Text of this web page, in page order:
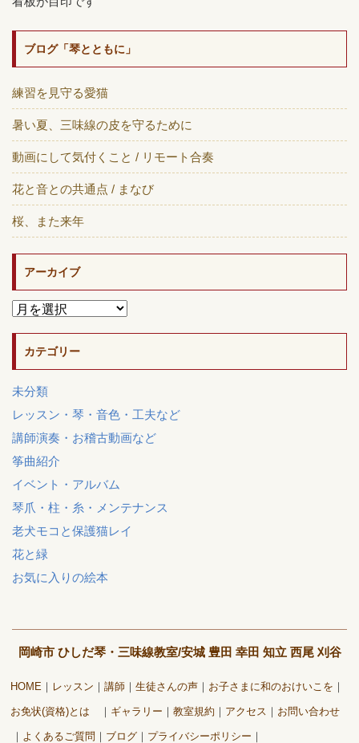
ブログ「琴とともに」
練習を見守る愛猫
暑い夏、三味線の皮を守るために
動画にして気付くこと / リモート合奏
花と音との共通点 / まなび
桜、また来年
アーカイブ
カテゴリー
未分類
レッスン・琴・音色・工夫など
講師演奏・お稽古動画など
筝曲紹介
イベント・アルバム
琴爪・柱・糸・メンテナンス
老犬モコと保護猫レイ
花と緑
お気に入りの絵本
岡崎市 ひしだ琴・三味線教室/安城 豊田 幸田 知立 西尾 刈谷
HOME レッスン 講師 生徒さんの声 お子さまに和のおけいこを
お免状(資格)とは ギャラリー 教室規約 アクセス お問い合わせ
よくあるご質問 ブログ プライバシーポリシー